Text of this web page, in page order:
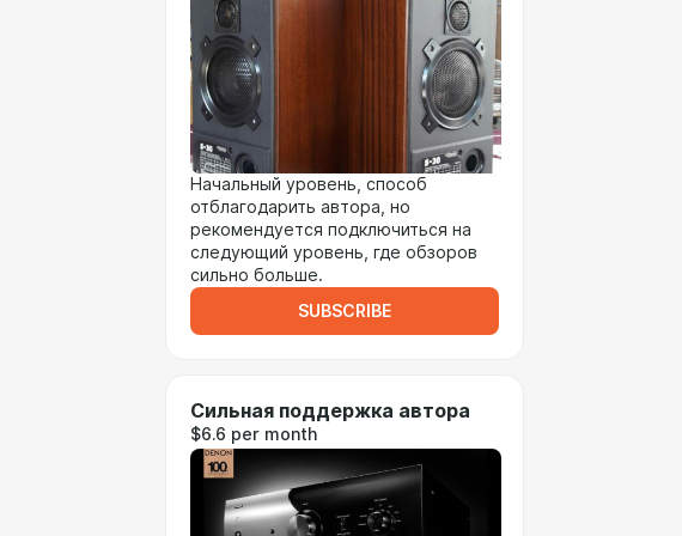
Начальный уровень, способ
отблагодарить автора, но
рекомендуется подключиться на
следующий уровень, где обзоров
сильно больше.
SUBSCRIBE
Сильная поддержка автора
$6.6 per month